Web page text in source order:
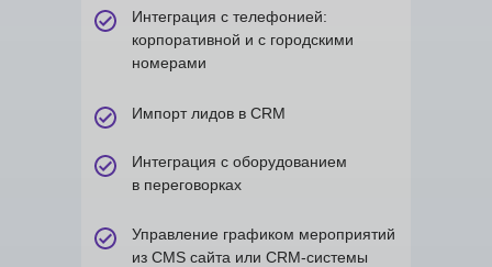
Импорт лидов в CRM
Интеграция с телефонией:
корпоративной и с городскими
номерами
Управление графиком мероприятий
из CMS сайта или CRM-системы
Интеграция с оборудованием
в переговорках